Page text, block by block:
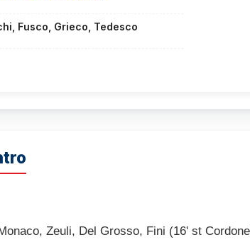
Fusco, Grieco, Tedesco
Zeuli, Del Grosso, Fini (16' st